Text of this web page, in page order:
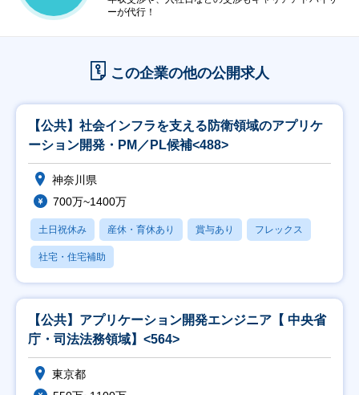
ーが代行！
この企業の他の公開求人
【公共】社会インフラを支える防衛領域のアプリケ
ーション開発・PM／PL候補<488>
神奈川県
700万~1400万
土日祝休み 産休・育休あり 賞与あり フレックス
社宅・住宅補助
【公共】アプリケーション開発エンジニア【 中央省
庁・司法法務領域】<564>
東京都